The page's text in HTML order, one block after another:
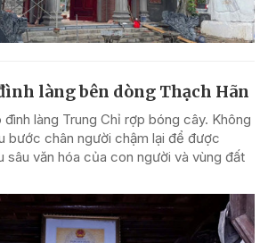
làng bên dòng Thạch Hãn
làng Trung Chỉ rợp bóng cây. Không
bước chân người chậm lại để được
sâu văn hóa của con người và vùng đất